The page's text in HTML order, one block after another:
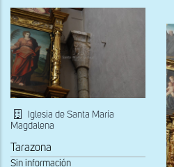
Iglesia de Santa María
Magdalena
Tarazona
Sin información